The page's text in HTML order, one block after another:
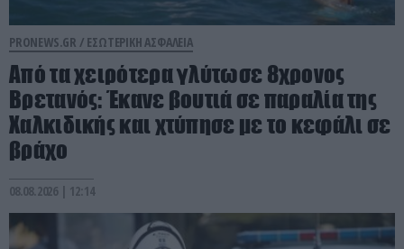
PRONEWS.GR / ΕΣΩΤΕΡΙΚΗ ΑΣΦΑΛΕΙΑ
Από τα χειρότερα γλύτωσε 8χρονος
Βρετανός: Έκανε βουτιά σε παραλία της
Χαλκιδικής και χτύπησε με το κεφάλι σε
βράχο
08.08.2026 | 12:14